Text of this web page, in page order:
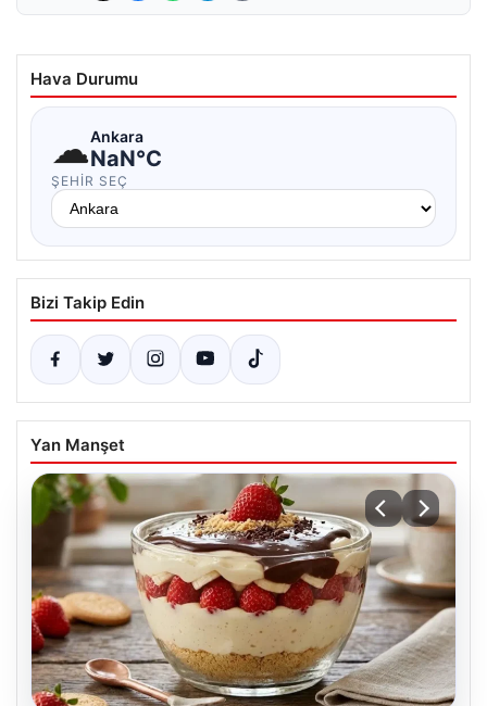
Hava Durumu
☁Ankara
NaN°C
ŞEHIR SEÇ
Bizi Takip Edin
Yan Manşet